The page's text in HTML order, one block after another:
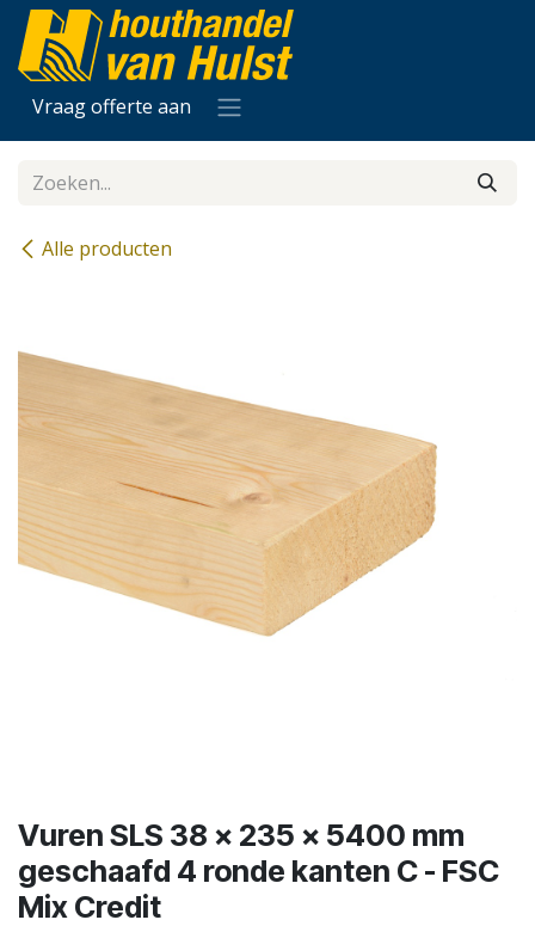
Overslaan naar inhoud
Vraag offerte aan
Alle producten
Vuren SLS 38 x 235 x 5400 mm
geschaafd 4 ronde kanten C - FSC
Mix Credit